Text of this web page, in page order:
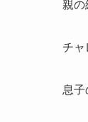
親の
チャ
息子